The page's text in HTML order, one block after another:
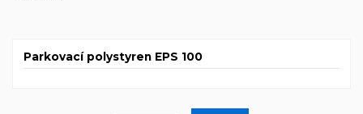
Parkovací polystyren EPS 100